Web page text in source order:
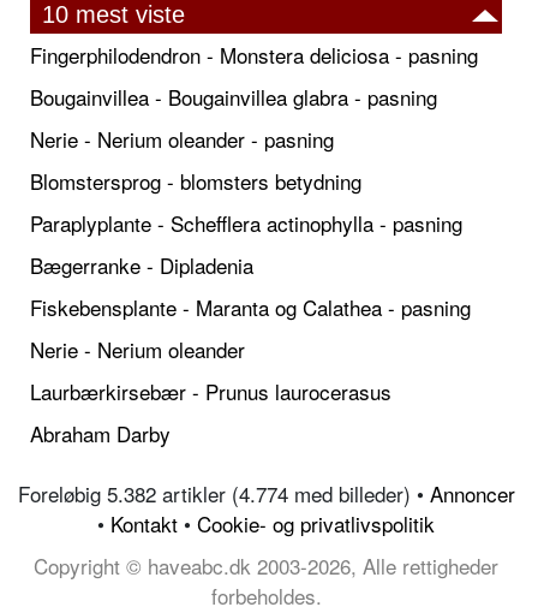
10 mest viste
Fingerphilodendron - Monstera deliciosa - pasning
Bougainvillea - Bougainvillea glabra - pasning
Nerie - Nerium oleander - pasning
Blomstersprog - blomsters betydning
Paraplyplante - Schefflera actinophylla - pasning
Bægerranke - Dipladenia
Fiskebensplante - Maranta og Calathea - pasning
Nerie - Nerium oleander
Laurbærkirsebær - Prunus laurocerasus
Abraham Darby
Foreløbig 5.382 artikler (4.774 med billeder) • Annoncer
• Kontakt • Cookie- og privatlivspolitik
Copyright © haveabc.dk 2003-2026, Alle rettigheder
forbeholdes.